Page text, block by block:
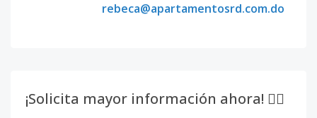
rebeca@apartamentosrd.com.do
¡Solicita mayor información ahora! 👇🏽